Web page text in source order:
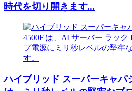
時代を切り開きます...
ハイブリッド スーパーキャパ